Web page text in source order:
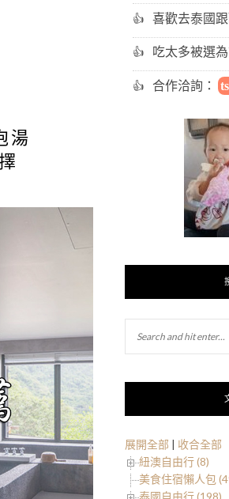
湯
喜歡去泰國
吃太多被選
合作洽詢：
展開全部 | 收合全部
紐澳自由行 (8)
美食住宿懶人包